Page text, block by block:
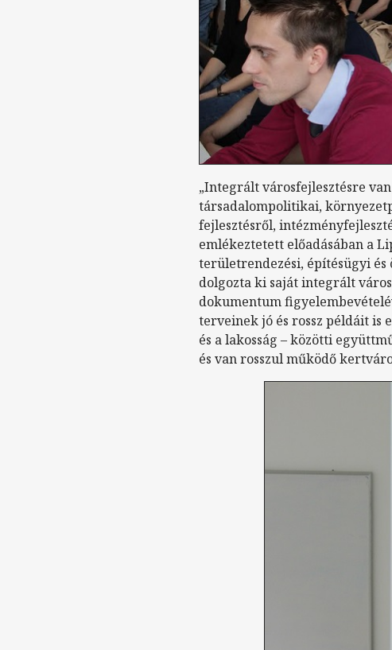
„Integrált városfejlesztésre
társadalompolitikai,
fejlesztésről,
emlékeztetett előadásában a
területrendezési, építésügyi
dolgozta ki saját integrált
dokumentum
terveinek jó és rossz példáit is
és a lakosság – közötti
és van rosszul működő